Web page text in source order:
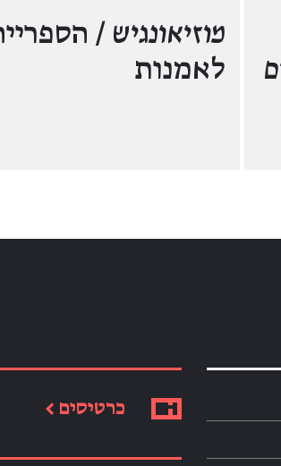
מוזיאונגיש /
לאמנות
כרטיסים ←